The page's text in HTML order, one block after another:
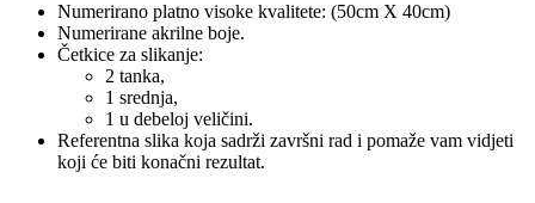
Numerirano platno visoke kvalitete: (50cm X 40cm)
Numerirane akrilne boje.
Četkice za slikanje:
2 tanka,
1 srednja,
1 u debeloj veličini.
Referentna slika koja sadrži završni rad i pomaže vam vidjeti
koji će biti konačni rezultat.